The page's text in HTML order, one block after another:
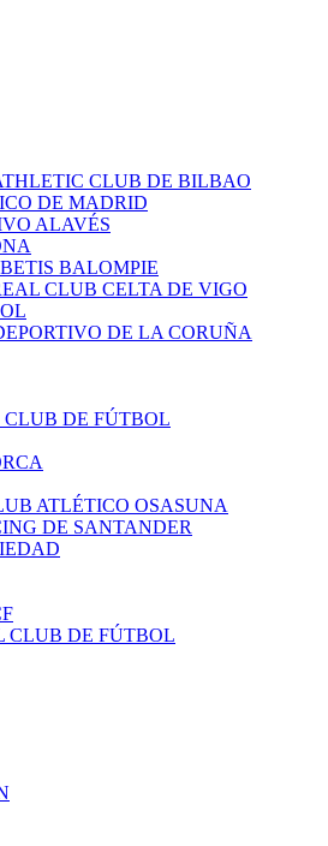
CLUB DE BILBAO
DE MADRID
ALAVÉS
BALOMPIE
CLUB CELTA DE VIGO
DE LA CORUÑA
DE FÚTBOL
ATLÉTICO OSASUNA
DE SANTANDER
CLUB DE FÚTBOL